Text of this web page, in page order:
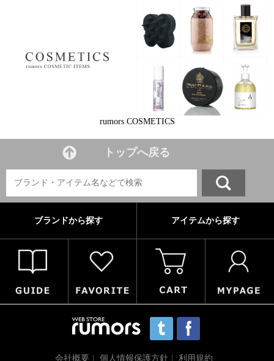
rumors COSMETICS
トップへ戻る
ブランドから探す アイテムから探す
会社概要 個人情報保護方針 利用規約